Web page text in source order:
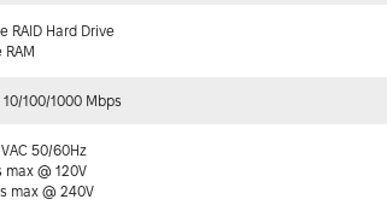
RAID Hard Drive
RAM
100/1000 Mbps
50/60Hz
max @ 120V
max @ 240V